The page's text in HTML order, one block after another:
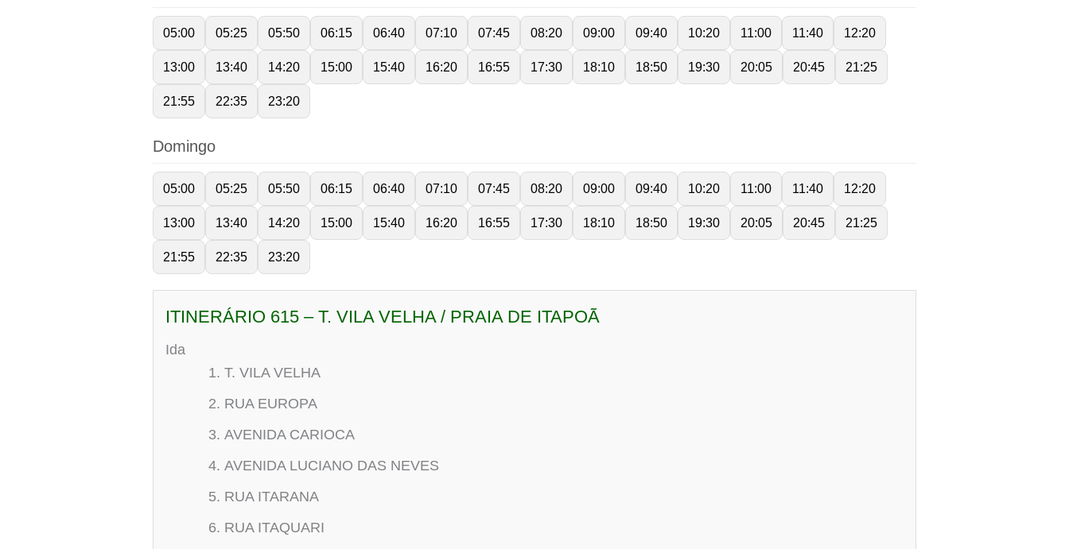
05:00 05:25 05:50 06:15 06:40 07:10 07:45 08:20 09:00 09:40 10:20 11:00 11:40 12:20
13:00 13:40 14:20 15:00 15:40 16:20 16:55 17:30 18:10 18:50 19:30 20:05 20:45 21:25
21:55 22:35 23:20
Domingo
05:00 05:25 05:50 06:15 06:40 07:10 07:45 08:20 09:00 09:40 10:20 11:00 11:40 12:20
13:00 13:40 14:20 15:00 15:40 16:20 16:55 17:30 18:10 18:50 19:30 20:05 20:45 21:25
21:55 22:35 23:20
ITINERÁRIO 615 – T. VILA VELHA / PRAIA DE ITAPOÃ
Ida
T. VILA VELHA
RUA EUROPA
AVENIDA CARIOCA
AVENIDA LUCIANO DAS NEVES
RUA ITARANA
RUA ITAQUARI